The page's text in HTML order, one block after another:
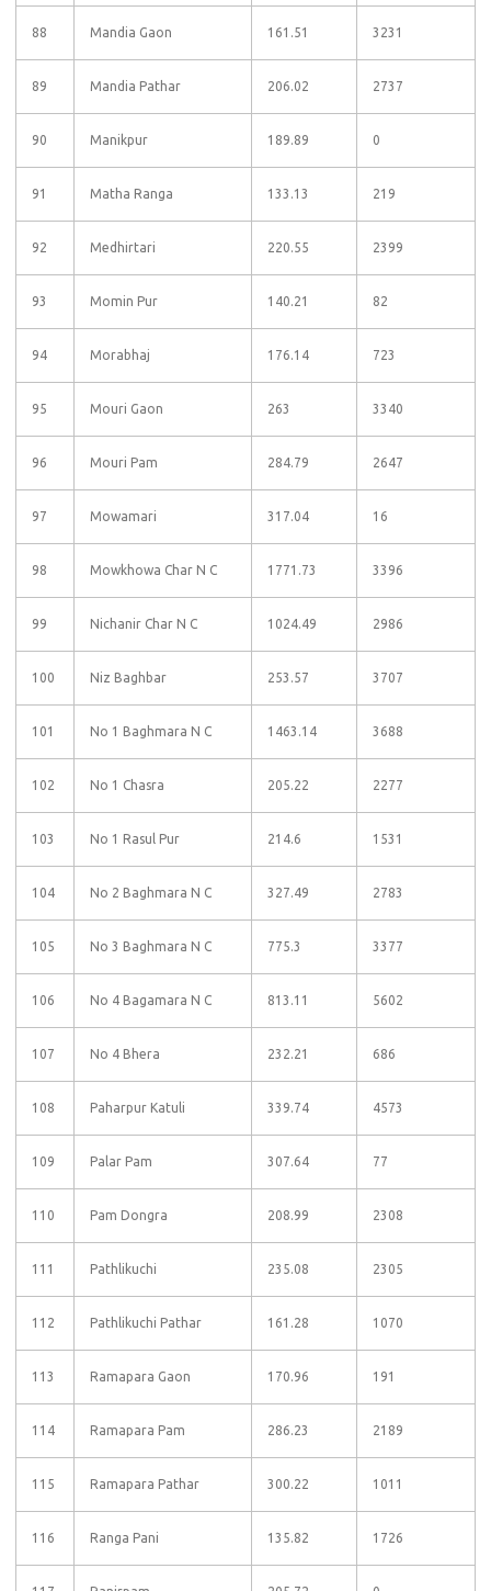
88 Mandia Gaon 161.51 3231
89 Mandia Pathar 206.02 2737
90 Manikpur 189.89 0
91 Matha Ranga 133.13 219
92 Medhirtari 220.55 2399
93 Momin Pur 140.21 82
94 Morabhaj 176.14 723
95 Mouri Gaon 263 3340
96 Mouri Pam 284.79 2647
97 Mowamari 317.04 16
98 Mowkhowa Char N C 1771.73 3396
99 Nichanir Char N C 1024.49 2986
100 Niz Baghbar 253.57 3707
101 No 1 Baghmara N C 1463.14 3688
102 No 1 Chasra 205.22 2277
103 No 1 Rasul Pur 214.6 1531
104 No 2 Baghmara N C 327.49 2783
105 No 3 Baghmara N C 775.3 3377
106 No 4 Bagamara N C 813.11 5602
107 No 4 Bhera 232.21 686
108 Paharpur Katuli 339.74 4573
109 Palar Pam 307.64 77
110 Pam Dongra 208.99 2308
111 Pathlikuchi 235.08 2305
112 Pathlikuchi Pathar 161.28 1070
113 Ramapara Gaon 170.96 191
114 Ramapara Pam 286.23 2189
115 Ramapara Pathar 300.22 1011
116 Ranga Pani 135.82 1726